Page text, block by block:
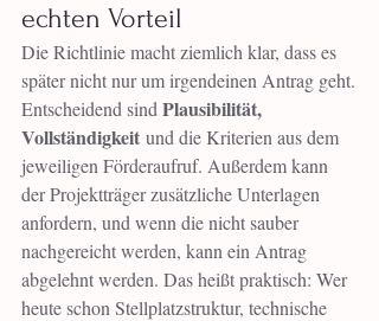
echten Vorteil
Die Richtlinie macht ziemlich klar, dass es
später nicht nur um irgendeinen Antrag geht.
Entscheidend sind Plausibilität,
Vollständigkeit und die Kriterien aus dem
jeweiligen Förderaufruf. Außerdem kann
der Projektträger zusätzliche Unterlagen
anfordern, und wenn die nicht sauber
nachgereicht werden, kann ein Antrag
abgelehnt werden. Das heißt praktisch: Wer
heute schon Stellplatzstruktur, technische